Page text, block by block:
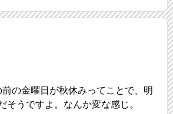
の金曜日が秋休みってことで、明
そうですよ。なんか変な感じ。